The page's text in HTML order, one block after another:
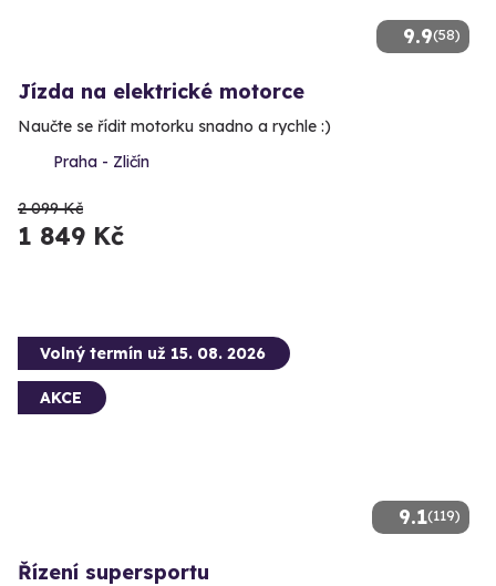
9.9(58)
Jízda na elektrické motorce
Naučte se řídit motorku snadno a rychle :)
Praha - Zličín
2 099 Kč
1 849 Kč
9.1(119)
Volný termín už 15. 08. 2026
AKCE
Řízení supersportu